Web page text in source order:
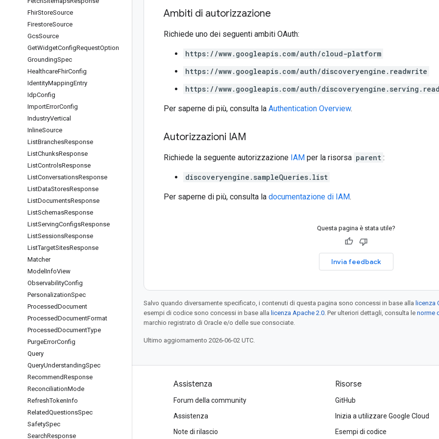
FhirStoreSource
FirestoreSource
GcsSource
GetWidgetConfigRequestOption
GroundingSpec
HealthcareFhirConfig
IdentityMappingEntry
IdpConfig
ImportErrorConfig
IndustryVertical
InlineSource
ListBranchesResponse
ListChunksResponse
ListControlsResponse
ListConversationsResponse
ListDataStoresResponse
ListDocumentsResponse
ListSchemasResponse
ListServingConfigsResponse
ListSessionsResponse
ListTargetSitesResponse
Matcher
Model InfoView
ObservabilityConfig
PersonalizationSpec
ProcessedDocument
ProcessedDocumentFormat
ProcessedDocumentType
PurgeErrorConfig
Query
QueryUnderstandingSpec
RecommendResponse
ReconciliationMode
RefreshTokenInfo
RelatedQuestionsSpec
SafetySpec
SearchResponse
Ambiti di autorizzazione
Richiede uno dei seguenti ambiti OAuth:
https://www.googleapis.com/auth/cloud-platform
https://www.googleapis.com/auth/discoveryengine.readwrite
https://www.googleapis.com/auth/
Per saperne di più, consulta la Authentication Overview.
Autorizzazioni IAM
Richiede la seguente autorizzazione IAM per la risorsa parent :
discoveryengine.sampleQueries.list
Per saperne di più, consulta la documentazione di IAM.
Questa pagina è stata utile?
Invia feedback
Salvo quando diversamente specificato, i contenuti di questa pagina sono concessi in base alla licenza
esempi di codice sono concessi in base alla licenza Apache 2.0. Per ulteriori dettagli, consulta le norme
marchio registrato di Oracle e/o delle sue consociate.
Ultimo aggiornamento 2026-06-02 UTC.
Prodotti e prezzi
Visualizza tutti i prodotti
Prezzi di Google Cloud
Google Cloud Marketplace
Assistenza
Forum della community
Assistenza
Note di rilascio
Risorse
GitHub
Inizia a utilizzare Google Cloud
Esempi di codice